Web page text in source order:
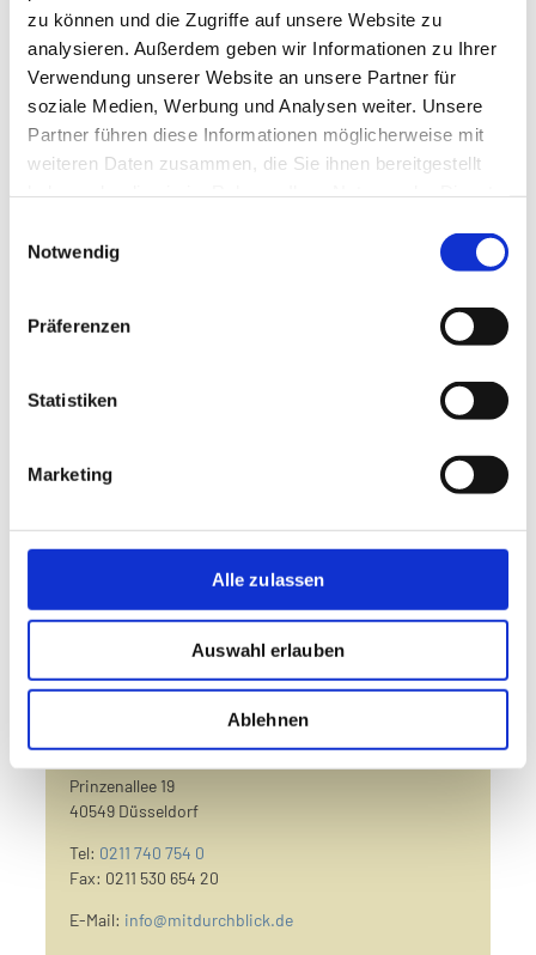
zu können und die Zugriffe auf unsere Website zu
analysieren. Außerdem geben wir Informationen zu Ihrer
Verwendung unserer Website an unsere Partner für
soziale Medien, Werbung und Analysen weiter. Unsere
Partner führen diese Informationen möglicherweise mit
weiteren Daten zusammen, die Sie ihnen bereitgestellt
Notwendig
Präferenzen
Statistiken
Marketing
Alle zulassen
Auswahl erlauben
Ablehnen
Essen Zentrum
45127 Essen
Fax: 0201 365 776 03
frau-im-focus.de
Prinzenallee 19
40549 Düsseldorf
Tel: 0211 740 754 0
Fax: 0211 530 654 20
E-Mail: info@mitdurchblick.de